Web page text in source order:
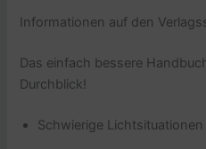
Informationen auf den
Das einfach bessere
Durchblick!
Schwierige Lichtsituationen